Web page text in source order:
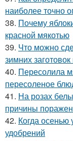
наиболее точно
38. Почему
красной мякотью
39. Что можно
зимних
40. Пересолила
пересоленое
41. На розах
причины
42. Когда
удобрений